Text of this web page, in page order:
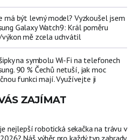
má být levný model? Vyzkoušel jsem
Galaxy Watch9: Král poměru
výkon mě zcela uchvátil
na symbolu Wi-Fi na telefonech
90 % Čechů netuší, jak moc
funkci mají. Využívejte ji
ZAJÍMAT
nejlepší robotická sekačka na trávu v